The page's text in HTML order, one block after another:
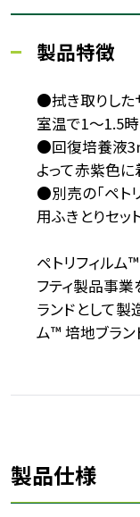
製品特徴
●拭き取りした
室温で1～1.5
●回復培養液
よって赤紫色
●別売の「ペト
用ふきとりセッ
ペトリフィルム
フティ製品事
ランドとして製
ム™ 培地ブラン
製品仕様